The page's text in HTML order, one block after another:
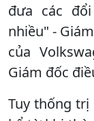
đưa các
nhiều" -
của
Giám đốc
Tuy thống